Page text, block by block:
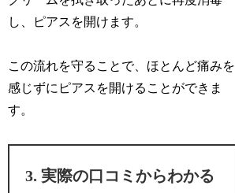
し、ピアスを開けます。
この流れを守ることで、ほとんど痛みを
感じずにピアスを開けることができま
す。
実際の口コミからわかる